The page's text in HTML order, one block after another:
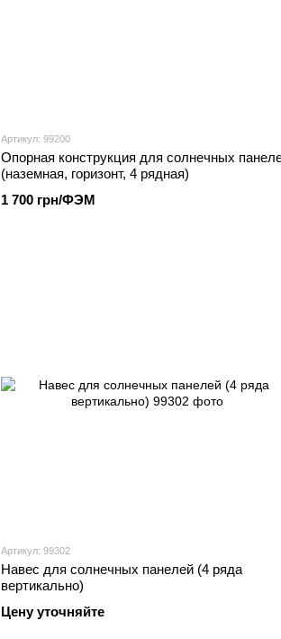
Артикул: 99200
Опорная конструкция для солнечных
(наземная, горизонт, 4 рядная)
1 700 грн/ФЭМ
Артикул: 99302
Навес для солнечных панелей (4 ряда
вертикально)
Цену уточняйте